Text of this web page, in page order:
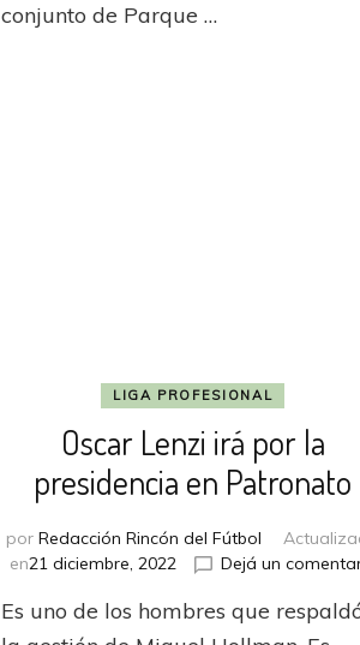
conjunto de Parque …
LIGA PROFESIONAL
Oscar Lenzi irá por la
presidencia en Patronato
porRedacción Rincón del Fútbol
en21 diciembre, 2022 Dejá un
Es uno de los hombres que